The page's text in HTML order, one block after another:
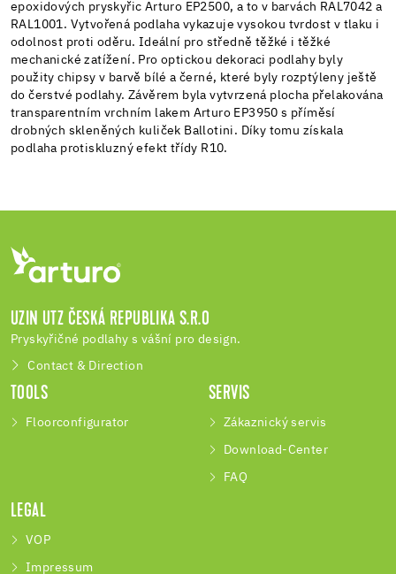
epoxidových pryskyřic Arturo EP2500, a to v barvách RAL7042 a
RAL1001. Vytvořená podlaha vykazuje vysokou tvrdost v tlaku i
odolnost proti oděru. Ideální pro středně těžké i těžké
mechanické zatížení. Pro optickou dekoraci podlahy byly
použity chipsy v barvě bílé a černé, které byly rozptýleny ještě
do čerstvé podlahy. Závěrem byla vytvrzená plocha přelakována
transparentním vrchním lakem Arturo EP3950 s příměsí
drobných skleněných kuliček Ballotini. Díky tomu získala
podlaha protiskluzný efekt třídy R10.
UZIN UTZ ČESKÁ REPUBLIKA S.R.O
Pryskyřičné podlahy s vášní pro design.
Contact & Direction
TOOLS
Floorconfigurator
SERVIS
Zákaznický servis
Download-Center
FAQ
LEGAL
VOP
Impressum